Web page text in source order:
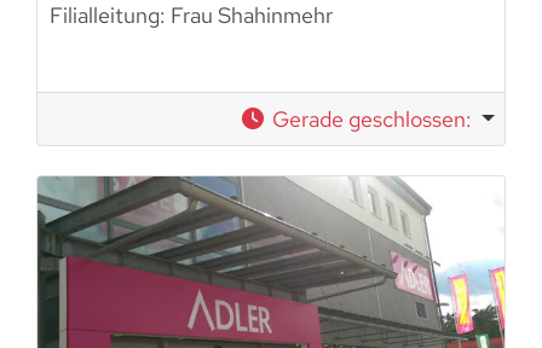
Filialleitung: Frau Shahinmehr
Gerade geschlossen: